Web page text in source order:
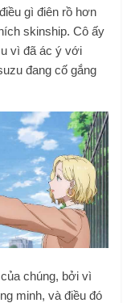
gì điên rồ hơn
skinship. Cô ấy
vì đã ác ý với
đang cố gắng
chúng, bởi vì
minh, và điều đó